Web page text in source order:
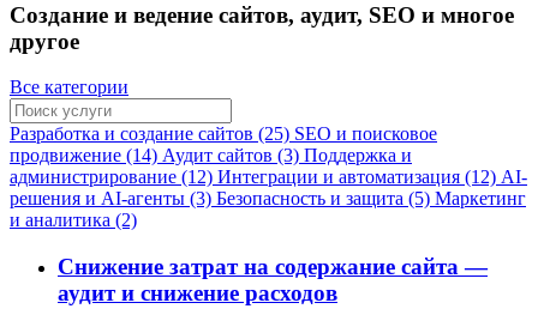
Создание и ведение сайтов, аудит, SEO и многое
другое
Все категории
Разработка и создание сайтов (25) SEO и поисковое
продвижение (14) Аудит сайтов (3) Поддержка и
администрирование (12) Интеграции и автоматизация (12) AI-
решения и AI-агенты (3) Безопасность и защита (5) Маркетинг
и аналитика (2)
Снижение затрат на содержание сайта —
аудит и снижение расходов